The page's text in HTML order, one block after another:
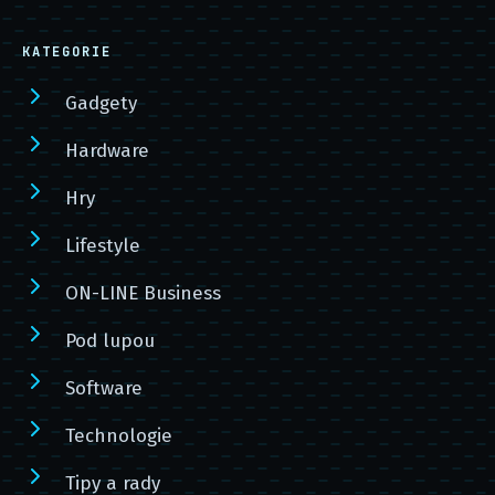
KATEGORIE
Gadgety
Hardware
Hry
Lifestyle
ON-LINE Business
Pod lupou
Software
Technologie
Tipy a rady